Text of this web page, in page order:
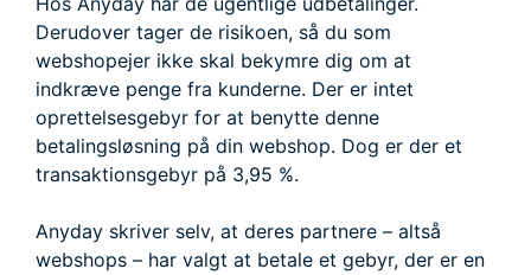
Derudover tager de risikoen, så du som
webshopejer ikke skal bekymre dig om at
indkræve penge fra kunderne. Der er intet
oprettelsesgebyr for at benytte denne
betalingsløsning på din webshop. Dog er der et
transaktionsgebyr på 3,95 %.
Anyday skriver selv, at deres partnere – altså
webshops – har valgt at betale et gebyr, der er en